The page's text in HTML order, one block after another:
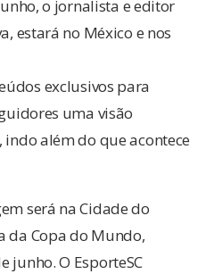
o jornalista e editor
estará no México e nos
exclusivos para
uma visão
além do que acontece
será na Cidade do
da Copa do Mundo,
junho. O EsporteSC